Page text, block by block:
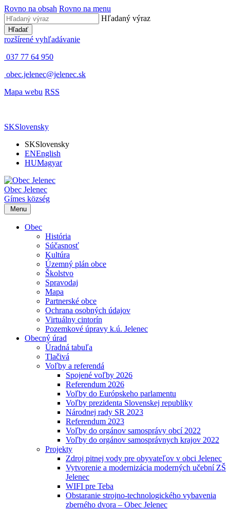
Rovno na obsah Rovno na menu
Hľadaný výraz
Hľadať
rozšírené vyhľadávanie
037 77 64 950
obec.jelenec@jelenec.sk
Mapa webu RSS
SKSlovensky
SKSlovensky
ENEnglish
HUMagyar
Obec Jelenec
Gímes község
Menu
Obec
História
Súčasnosť
Kultúra
Územný plán obce
Školstvo
Spravodaj
Mapa
Partnerské obce
Ochrana osobných údajov
Virtuálny cintorín
Pozemkové úpravy k.ú. Jelenec
Obecný úrad
Úradná tabuľa
Tlačivá
Voľby a referendá
Spojené voľby 2026
Referendum 2026
Voľby do Európskeho parlamentu
Voľby prezidenta Slovenskej republiky
Národnej rady SR 2023
Referendum 2023
Voľby do orgánov samosprávy obcí 2022
Voľby do orgánov samosprávnych krajov 2022
Projekty
Zdroj pitnej vody pre obyvateľov v obci Jelenec
Vytvorenie a modernizácia moderných učební ZŠ
Jelenec
WIFI pre Teba
Obstaranie strojno-technologického vybavenia
zberného dvora – Obec Jelenec